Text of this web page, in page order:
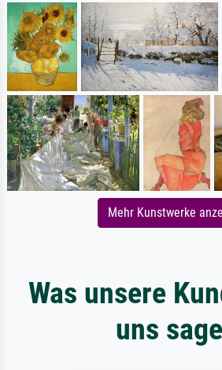
Mehr Kunstwerke
Was unsere
uns